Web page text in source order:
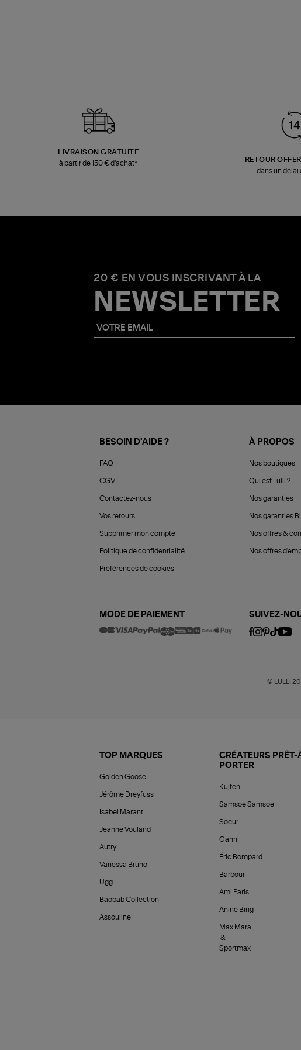
LIVRAISON GRATUITE
à partir de 150 € d'achat*
RETOUR
dans un délai
20 € EN VOUS INSCRIVANT À LA
NEWSLETTER
BESOIN D'AIDE ?
FAQ
CGV
Contactez-nous
Vos retours
Supprimer mon compte
Politique de confidentialité
Préférences de cookies
À PROPOS
Nos boutiques
Qui est Lulli ?
Nos garanties
Nos garanties
Nos offres &
Nos offres
MODE DE PAIEMENT SUIVEZ-
© LULLI
TOP MARQUES
Golden Goose
Jérôme Dreyfuss
Isabel Marant
Jeanne Vouland
Autry
Vanessa Bruno
Ugg
Baobab Collection
Assouline
CRÉATEURS PRÊT-
PORTER
Kujten
Samsoe Samsoe
Soeur
Ganni
Éric Bompard
Barbour
Ami Paris
Anine Bing
Max Mara
&
Sportmax